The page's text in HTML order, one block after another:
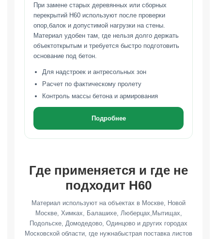
При замене старых деревянных или сборных
перекрытий Н60 используют после проверки
опор,балок и допустимой нагрузки на стены.
Материал удобен там, где нельзя долго держать
объектоткрытым и требуется быстро подготовить
основание под бетон.
Для надстроек и антресольных зон
Расчет по фактическому пролету
Контроль массы бетона и армирования
Подробнее
Где применяется и где не
подходит Н60
Материал используют на объектах в Москве, Новой
Москве, Химках, Балашихе, Люберцах,Мытищах,
Подольске, Домодедово, Одинцово и других городах
Московской области, где нужнабыстрая поставка листов